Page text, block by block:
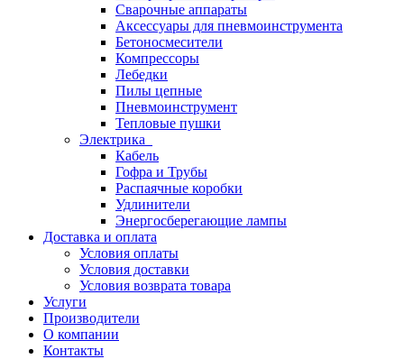
Сварочные аппараты
Аксессуары для пневмоинструмента
Бетоносмесители
Компрессоры
Лебедки
Пилы цепные
Пневмоинструмент
Тепловые пушки
Электрика
Кабель
Гофра и Трубы
Распаячные коробки
Удлинители
Энергосберегающие лампы
Доставка и оплата
Условия оплаты
Условия доставки
Условия возврата товара
Услуги
Производители
О компании
Контакты